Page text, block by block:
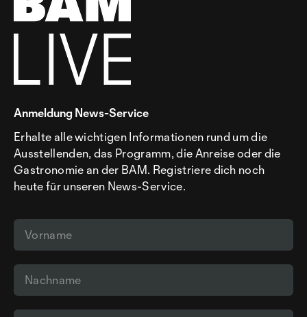
Anmeldung News-Service
Erhalte alle wichtigen Informationen rund um die
Ausstellenden, das Programm, die Anreise oder die
Gastronomie an der BAM. Registriere dich noch
heute für unseren News-Service.